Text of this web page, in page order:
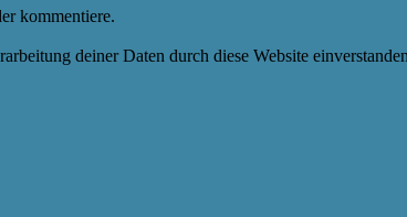
kommentiere.
deiner Daten durch diese Website